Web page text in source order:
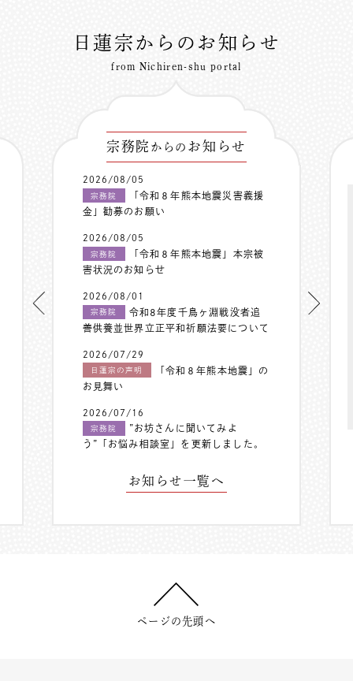
日蓮宗からのお知らせ
from Nichiren-shu portal
宗務院 からの お知らせ
2026/08/05
宗務院
「令和８年熊本地震災害義援
金」勧募のお願い
2026/08/05
宗務院
「令和８年熊本地震」本宗被
害状況のお知らせ
2026/08/01
宗務院
令和8年度千鳥ヶ淵戦没者追
善供養並世界立正平和祈願法要について
2026/07/29
日蓮宗の声明
「令和８年熊本地震」の
お見舞い
2026/07/16
宗務院
”お坊さんに聞いてみよ
う”「お悩み相談室」を更新しました。
お知らせ一覧へ
ページの先頭へ